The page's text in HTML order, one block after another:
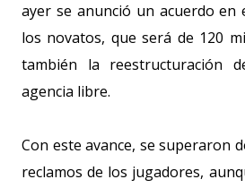
ayer se anunció un acuerdo en
los novatos, que será de 120
también la reestructuración
agencia libre.
Con este avance, se superaron
reclamos de los jugadores,